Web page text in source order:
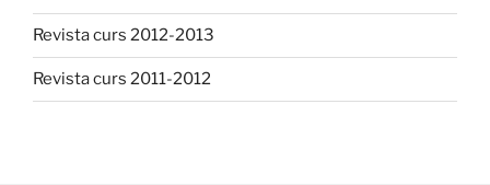
Revista curs 2012-2013
Revista curs 2011-2012